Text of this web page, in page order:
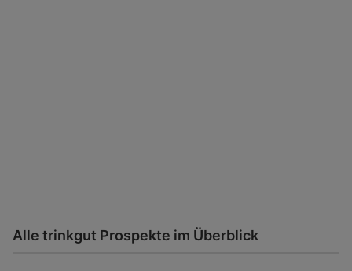
Alle trinkgut Prospekte im Überblick